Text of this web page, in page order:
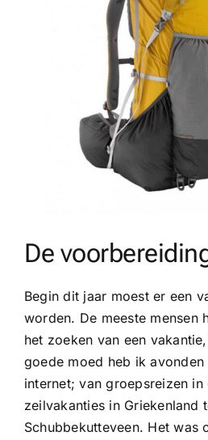
De
Begin dit jaar moest er een
worden. De meeste mensen
het zoeken van een
goede moed heb ik
internet; van groepsreizen
zeilvakanties in Griekenland
Schubbekutteveen. Het was